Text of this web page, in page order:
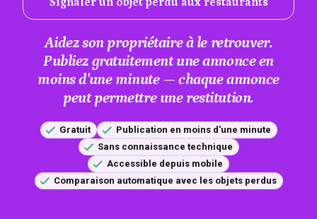
Aidez son propriétaire à le retrouver.
Publiez gratuitement une annonce en
moins d'une minute — chaque annonce
peut permettre une restitution.
Gratuit
Publication en moins d'une minute
Sans connaissance technique
Accessible depuis mobile
Comparaison automatique avec les objets perdus